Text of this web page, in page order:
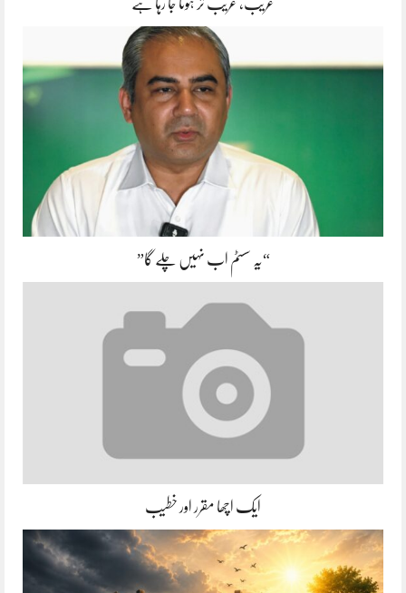
غریب، غریب تر ہوتا جا رہا ہے
“یہ سسٹم اب نہیں چلے گا”
ایک اچھا مقرر اور خطیب